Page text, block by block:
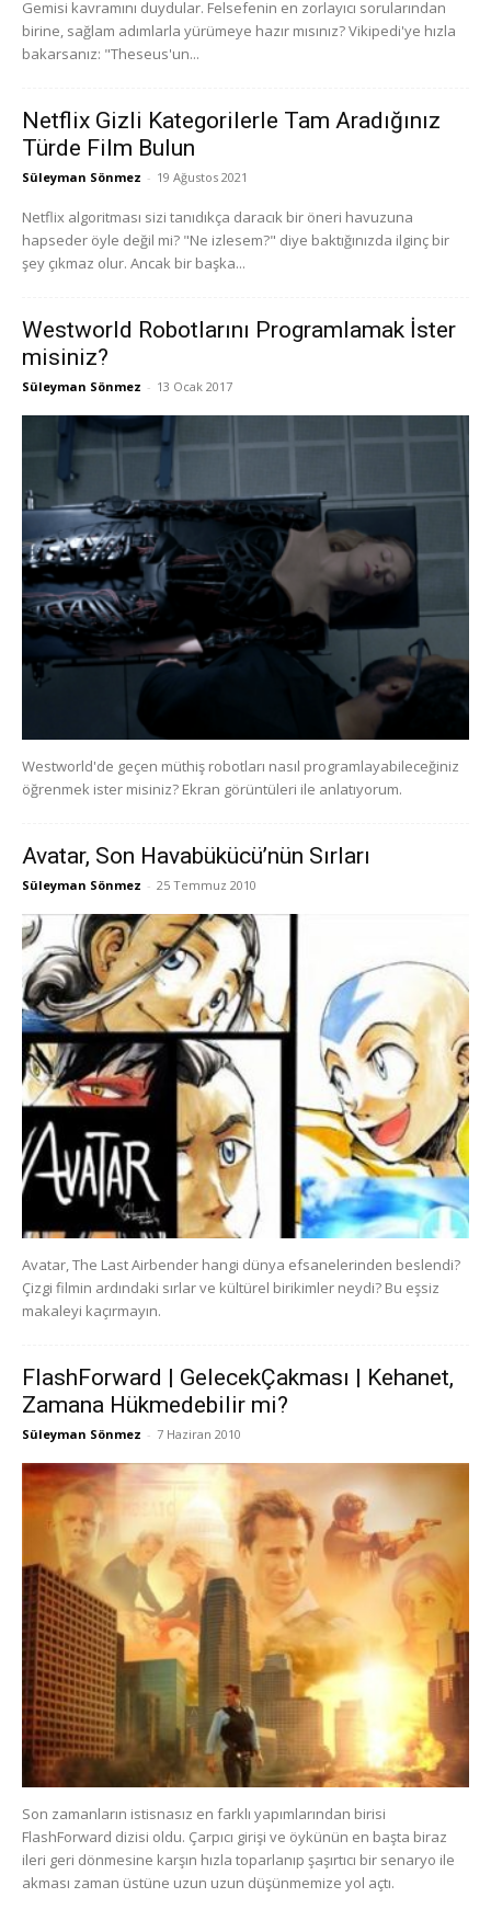
Gemisi kavramını duydular. Felsefenin en zorlayıcı sorularından
birine, sağlam adımlarla yürümeye hazır mısınız? Vikipedi'ye hızla
bakarsanız: "Theseus'un...
Netflix Gizli Kategorilerle Tam Aradığınız
Türde Film Bulun
Süleyman Sönmez - 19 Ağustos 2021
Netflix algoritması sizi tanıdıkça daracık bir öneri havuzuna
hapseder öyle değil mi? "Ne izlesem?" diye baktığınızda ilginç bir
şey çıkmaz olur. Ancak bir başka...
Westworld Robotlarını Programlamak İster
misiniz?
Süleyman Sönmez - 13 Ocak 2017
Westworld'de geçen müthiş robotları nasıl programlayabileceğiniz
öğrenmek ister misiniz? Ekran görüntüleri ile anlatıyorum.
Avatar, Son Havabükücü’nün Sırları
Süleyman Sönmez - 25 Temmuz 2010
Avatar, The Last Airbender hangi dünya efsanelerinden beslendi?
Çizgi filmin ardındaki sırlar ve kültürel birikimler neydi? Bu eşsiz
makaleyi kaçırmayın.
FlashForward | GelecekÇakması | Kehanet,
Zamana Hükmedebilir mi?
Süleyman Sönmez - 7 Haziran 2010
Son zamanların istisnasız en farklı yapımlarından birisi
FlashForward dizisi oldu. Çarpıcı girişi ve öykünün en başta biraz
ileri geri dönmesine karşın hızla toparlanıp şaşırtıcı bir senaryo ile
akması zaman üstüne uzun uzun düşünmemize yol açtı.